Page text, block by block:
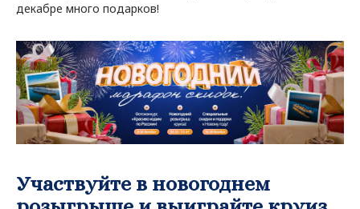
декабре много подарков!
Участвуйте в новогоднем